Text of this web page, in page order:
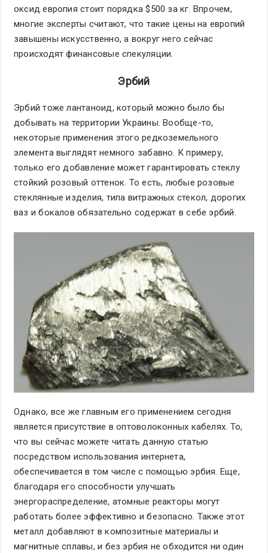
оксид европия стоит порядка $500 за кг. Впрочем,
многие эксперты считают, что такие цены на европий
завышены искусственно, а вокруг него сейчас
происходят финансовые спекуляции.
Эрбий
Эрбий тоже лантаноид, который можно было бы
добывать на территории Украины. Вообще-то,
некоторые применения этого редкоземельного
элемента выглядят немного забавно. К примеру,
только его добавление может гарантировать стеклу
стойкий розовый оттенок. То есть, любые розовые
стеклянные изделия, типа витражных стекол, дорогих
ваз и бокалов обязательно содержат в себе эрбий.
Однако, все же главным его применением сегодня
является присутствие в оптоволоконных кабелях. То,
что вы сейчас можете читать данную статью
посредством использования интернета,
обеспечивается в том числе с помощью эрбия. Еще,
благодаря его способности улучшать
энергораспределение, атомные реакторы могут
работать более эффективно и безопасно. Также этот
металл добавляют в композитные материалы и
магнитные сплавы, и без эрбия не обходится ни один